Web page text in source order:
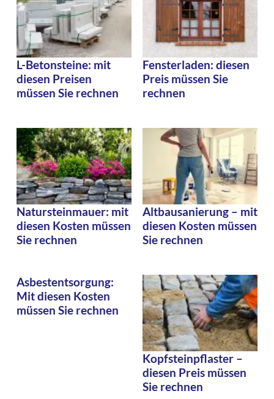
L-Betonsteine: mit
diesen Preisen
müssen Sie rechnen
Fensterladen: diesen
Preis müssen Sie
rechnen
Natursteinmauer: mit
diesen Kosten müssen
Sie rechnen
Altbausanierung – mit
diesen Kosten müssen
Sie rechnen
Asbestentsorgung:
Mit diesen Kosten
müssen Sie rechnen
Kopfsteinpflaster –
diesen Preis müssen
Sie rechnen